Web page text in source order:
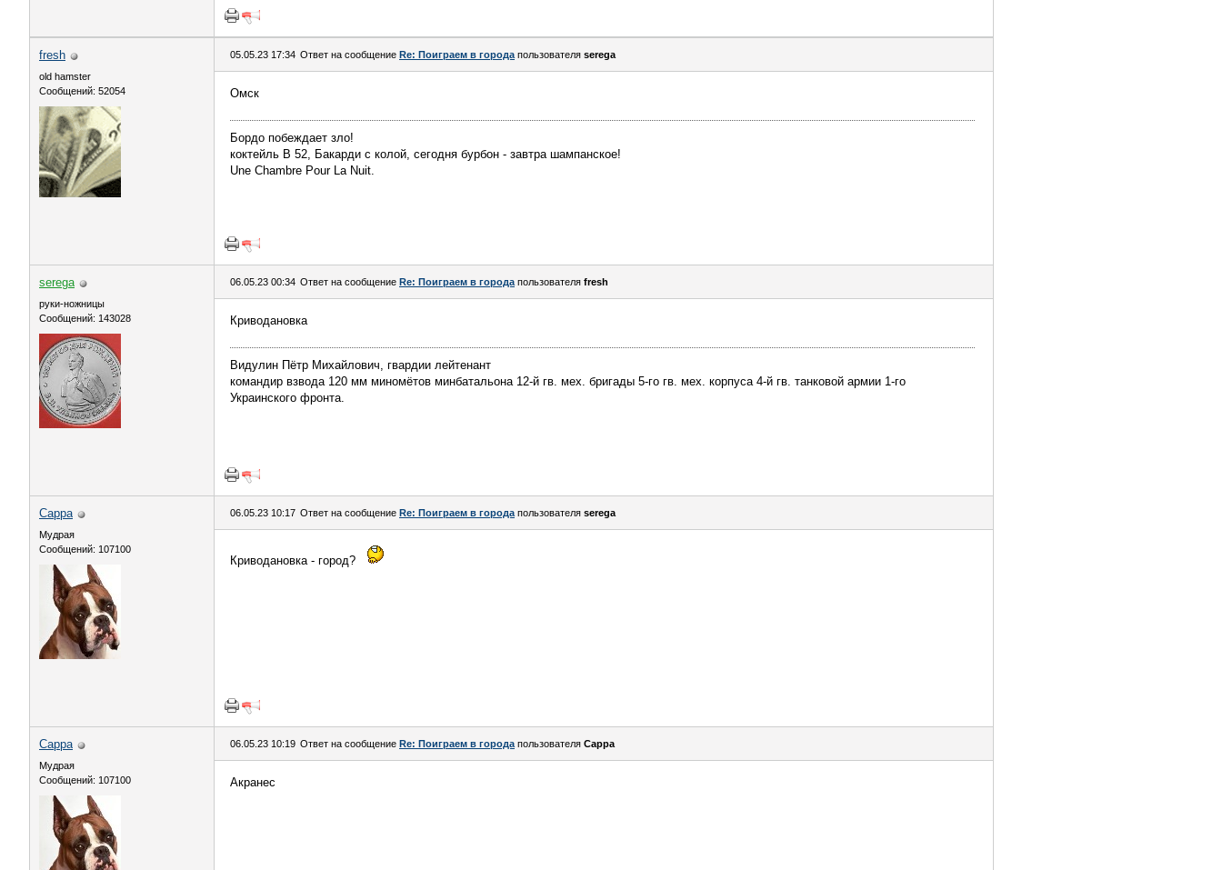
fresh
old hamster
Сообщений: 52054
05.05.23 17:34 Ответ на сообщение Re: Поиграем в города пользователя serega
Омск
Бордо побеждает зло!
коктейль В 52, Бакарди с колой, сегодня бурбон - завтра шампанское!
Une Chambre Pour La Nuit.
serega
руки-ножницы
Сообщений: 143028
06.05.23 00:34 Ответ на сообщение Re: Поиграем в города пользователя fresh
Криводановка
Видулин Пётр Михайлович, гвардии лейтенант
командир взвода 120 мм миномётов минбатальона 12-й гв. мех. бригады 5-го гв. мех. корпуса 4-й гв. танковой армии 1-го
Украинского фронта.
Сарра
Мудрая
Сообщений: 107100
06.05.23 10:17 Ответ на сообщение Re: Поиграем в города пользователя serega
Криводановка - город?
Сарра
Мудрая
Сообщений: 107100
06.05.23 10:19 Ответ на сообщение Re: Поиграем в города пользователя Сарра
Акранес